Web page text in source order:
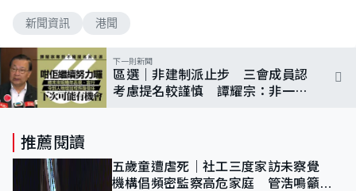
新聞資訊 港聞
下一則新聞
區選｜非建制派止步 三會成員認
考慮提名較謹慎 譚耀宗：非一次
推薦閱讀
五歲童遭虐死｜社工三度家訪未察覺
機構倡頻密監察高危家庭 管浩鳴籲加